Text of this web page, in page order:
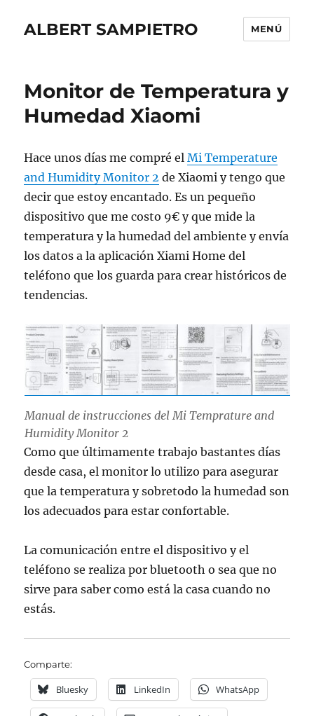
ALBERT SAMPIETRO MENÚ
Monitor de Temperatura y
Humedad Xiaomi
Hace unos días me compré elMi Temperature
and Humidity Monitor 2 de Xiaomi y tengo que
decir que estoy encantado. Es un pequeño
dispositivo que me costo 9€ y que mide la
temperatura y la humedad del ambiente y envía
los datos a la aplicación Xiami Home del
teléfono que los guarda para crear históricos de
tendencias.
Manual de instrucciones del Mi Temprature and
Humidity Monitor 2
Como que últimamente trabajo bastantes días
desde casa, el monitor lo utilizo para asegurar
que la temperatura y sobretodo la humedad son
los adecuados para estar confortable.
La comunicación entre el dispositivo y el
teléfono se realiza por bluetooth o sea que no
sirve para saber como está la casa cuando no
estás.
Comparte:
Bluesky LinkedIn WhatsApp